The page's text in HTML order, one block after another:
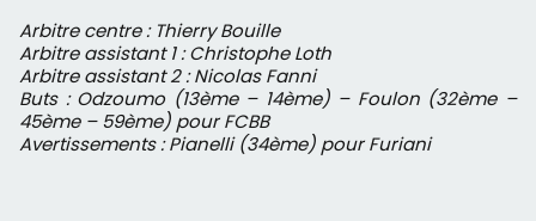
Arbitre centre : Thierry Bouille
Arbitre assistant 1 : Christophe Loth
Arbitre assistant 2 : Nicolas Fanni
Buts : Odzoumo (13ème – 14ème) – Foulon (32ème –
45ème – 59ème) pour FCBB
Avertissements : Pianelli (34ème) pour Furiani